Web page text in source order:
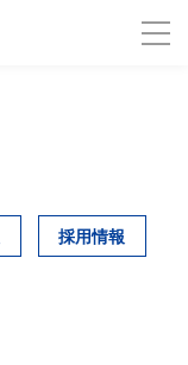
採用情報